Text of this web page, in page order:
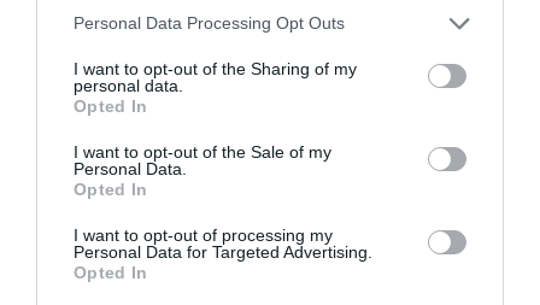
Personal Data Processing Opt Outs
I want to opt-out of the Sharing of my
personal data.
Opted In
I want to opt-out of the Sale of my
Personal Data.
Opted In
I want to opt-out of processing my
Personal Data for Targeted Advertising.
Opted In
Παιδί και Τέχνη,
εργαστήρι από
τις Μορφές
Ψαρόσουπα του
στο Ρυθμός stage